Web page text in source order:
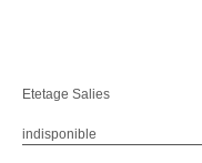
Etetage Salies
indisponible